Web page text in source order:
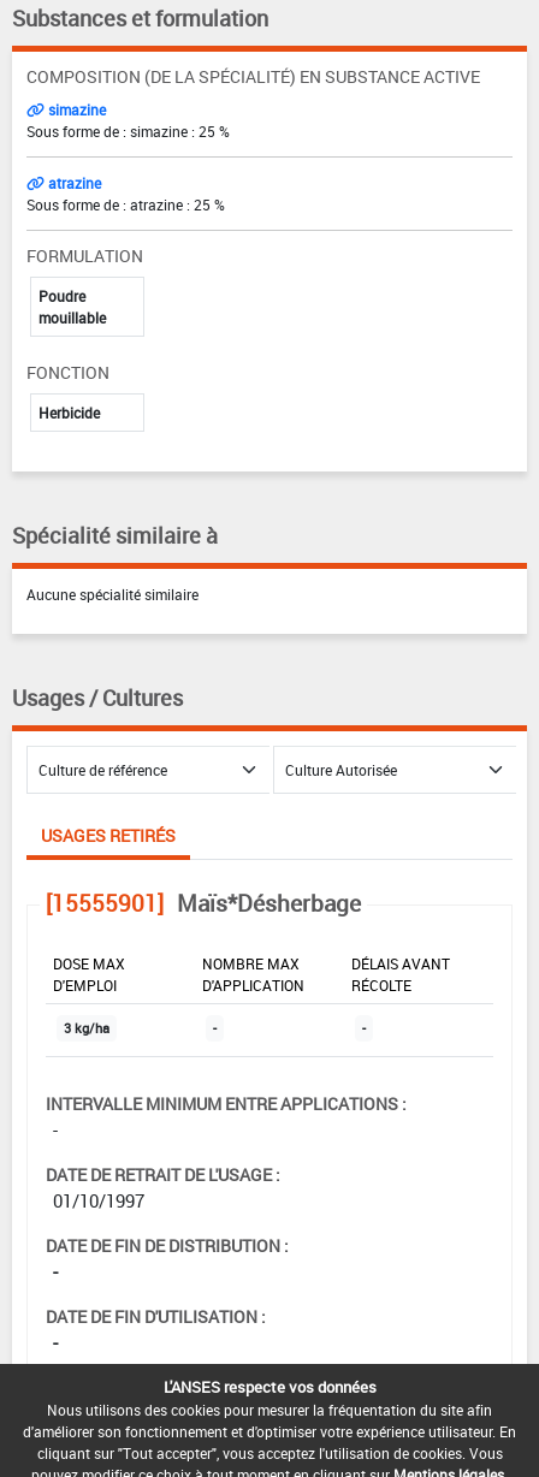
Substances et formulation
COMPOSITION (DE LA SPÉCIALITÉ) EN SUBSTANCE ACTIVE
simazine
Sous forme de : simazine : 25 %
atrazine
Sous forme de : atrazine : 25 %
FORMULATION
Poudre
mouillable
FONCTION
Herbicide
Spécialité similaire à
Aucune spécialité similaire
Usages / Cultures
USAGES RETIRÉS
[15555901] Maïs*Désherbage
DOSE MAX
D'EMPLOI
NOMBRE MAX
D'APPLICATION
DÉLAIS AVANT
RÉCOLTE
3 kg/ha - -
INTERVALLE MINIMUM ENTRE APPLICATIONS :
-
DATE DE RETRAIT DE L'USAGE :
01/10/1997
DATE DE FIN DE DISTRIBUTION :
-
DATE DE FIN D'UTILISATION :
-
L'ANSES respecte vos données
Nous utilisons des cookies pour mesurer la fréquentation du site afin
d'améliorer son fonctionnement et d'optimiser votre expérience utilisateur. En
cliquant sur "Tout accepter", vous acceptez l'utilisation de cookies. Vous